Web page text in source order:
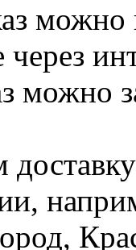
можно
через
можно